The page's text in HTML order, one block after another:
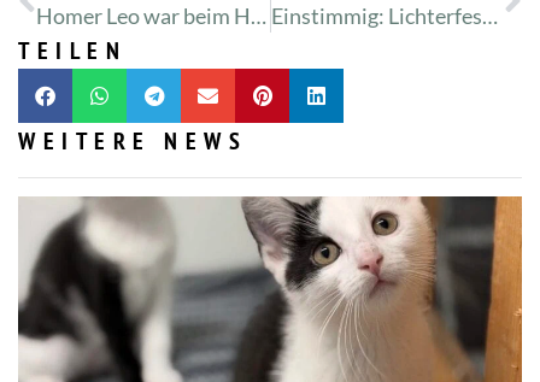
Homer Leo war beim Herzschall Einstimmig: Lichterfest 2015 – das schönste und von Herzen wärmste Fest aller Zeiten!
TEILEN
WEITERE NEWS